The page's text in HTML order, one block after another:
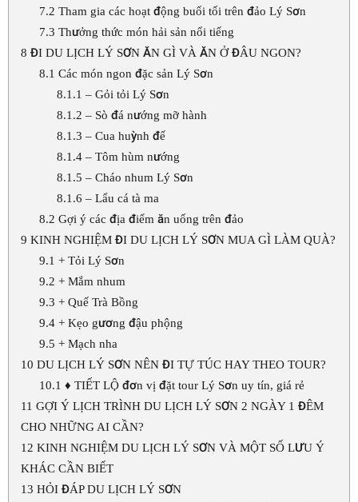
7.2 Tham gia các hoạt động buổi tối trên đảo Lý Sơn
7.3 Thưởng thức món hải sản nổi tiếng
8 ĐI DU LỊCH LÝ SƠN ĂN GÌ VÀ ĂN Ở ĐÂU NGON?
8.1 Các món ngon đặc sản Lý Sơn
8.1.1 – Gỏi tỏi Lý Sơn
8.1.2 – Sò đá nướng mỡ hành
8.1.3 – Cua huỳnh đế
8.1.4 – Tôm hùm nướng
8.1.5 – Cháo nhum Lý Sơn
8.1.6 – Lẩu cá tà ma
8.2 Gợi ý các địa điểm ăn uống trên đảo
9 KINH NGHIỆM ĐI DU LỊCH LÝ SƠN MUA GÌ LÀM QUÀ?
9.1 + Tỏi Lý Sơn
9.2 + Mắm nhum
9.3 + Quế Trà Bồng
9.4+ Kẹo gương đậu phộng
9.5 + Mạch nha
10 DU LỊCH LÝ SƠN NÊN ĐI TỰ TÚC HAY THEO TOUR?
10.1 ♦ TIẾT LỘ đơn vị đặt tour Lý Sơn uy tín, giá rẻ
11 GỢI Ý LỊCH TRÌNH DU LỊCH LÝ SƠN 2 NGÀY 1 ĐÊM
CHO NHỮNG AI CẦN?
12 KINH NGHIỆM DU LỊCH LÝ SƠN VÀ MỘT SỐ LƯU Ý
KHÁC CẦN BIẾT
13 HỎI ĐÁP DU LỊCH LÝ SƠN